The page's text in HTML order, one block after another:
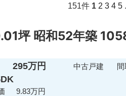
151件 1 2 3 4 5
坪 昭和52年築
295万円 中古戸建 間
9.83万円